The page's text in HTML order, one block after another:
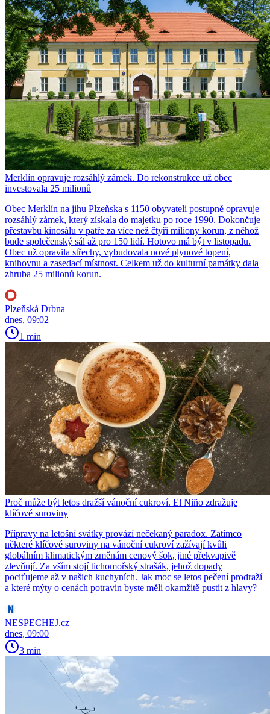
Merklín opravuje rozsáhlý zámek. Do rekonstrukce už obec
investovala 25 milionů
Obec Merklín na jihu Plzeňska s 1150 obyvateli postupně opravuje
rozsáhlý zámek, který získala do majetku po roce 1990. Dokončuje
přestavbu kinosálu v patře za více než čtyři miliony korun, z něhož
bude společenský sál až pro 150 lidí. Hotovo má být v listopadu.
Obec už opravila střechy, vybudovala nové plynové topení,
knihovnu a zasedací místnost. Celkem už do kulturní památky dala
zhruba 25 milionů korun.
Plzeňská Drbna
dnes, 09:02
1 min
Proč může být letos dražší vánoční cukroví. El Niño zdražuje
klíčové suroviny
Přípravy na letošní svátky provází nečekaný paradox. Zatímco
některé klíčové suroviny na vánoční cukroví zažívají kvůli
globálním klimatickým změnám cenový šok, jiné překvapivě
zlevňují. Za vším stojí tichomořský strašák, jehož dopady
pociťujeme až v našich kuchyních. Jak moc se letos pečení prodraží
a které mýty o cenách potravin byste měli okamžitě pustit z hlavy?
NESPECHEJ.cz
dnes, 09:00
3 min